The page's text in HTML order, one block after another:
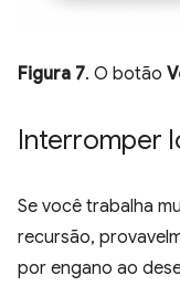
Figura 7. O botão
Interromper
Se você trabalha
recursão,
por engano ao